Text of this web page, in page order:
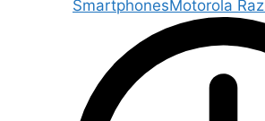
SmartphonesMotorola